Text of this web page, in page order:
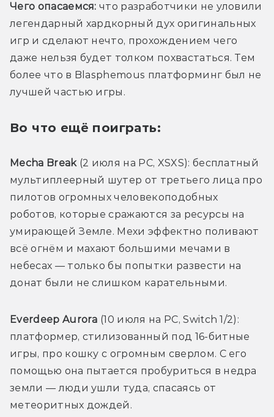
Чего опасаемся: что разработчики не уловили
легендарный хардкорный дух оригинальных
игр и сделают нечто, прохождением чего
даже нельзя будет толком похвастаться. Тем
более что в Blasphemous платформинг был не
лучшей частью игры.
Во что ещё поиграть:
Mecha Break (2 июля на PC, XSXS): бесплатный
мультиплеерный шутер от третьего лица про
пилотов огромных человекоподобных
роботов, которые сражаются за ресурсы на
умирающей Земле. Мехи эффектно поливают
всё огнём и махают большими мечами в
небесах — только бы попытки развести на
донат были не слишком карательными.
Everdeep Aurora (10 июля на PC, Switch 1/2):
платформер, стилизованный под 16-битные
игры, про кошку с огромным сверлом. С его
помощью она пытается пробуриться в недра
земли — люди ушли туда, спасаясь от
метеоритных дождей.